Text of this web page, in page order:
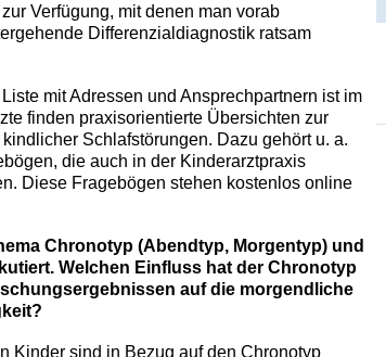
Verfügung, mit denen man vorab
Differenzialdiagnostik ratsam
mit Adressen und Ansprechpartnern ist im
finden praxisorientierte Übersichten zur
Schlafstörungen. Dazu gehört u. a.
die auch in der Kinderarztpraxis
Diese Fragebögen stehen kostenlos online
Chronotyp (Abendtyp, Morgentyp) und
Welchen Einfluss hat der Chronotyp
auf die morgendliche
Kinder sind in Bezug auf den Chronotyp